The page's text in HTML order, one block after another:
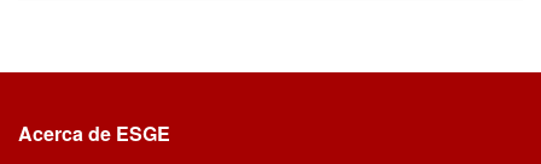
Acerca de ESGE